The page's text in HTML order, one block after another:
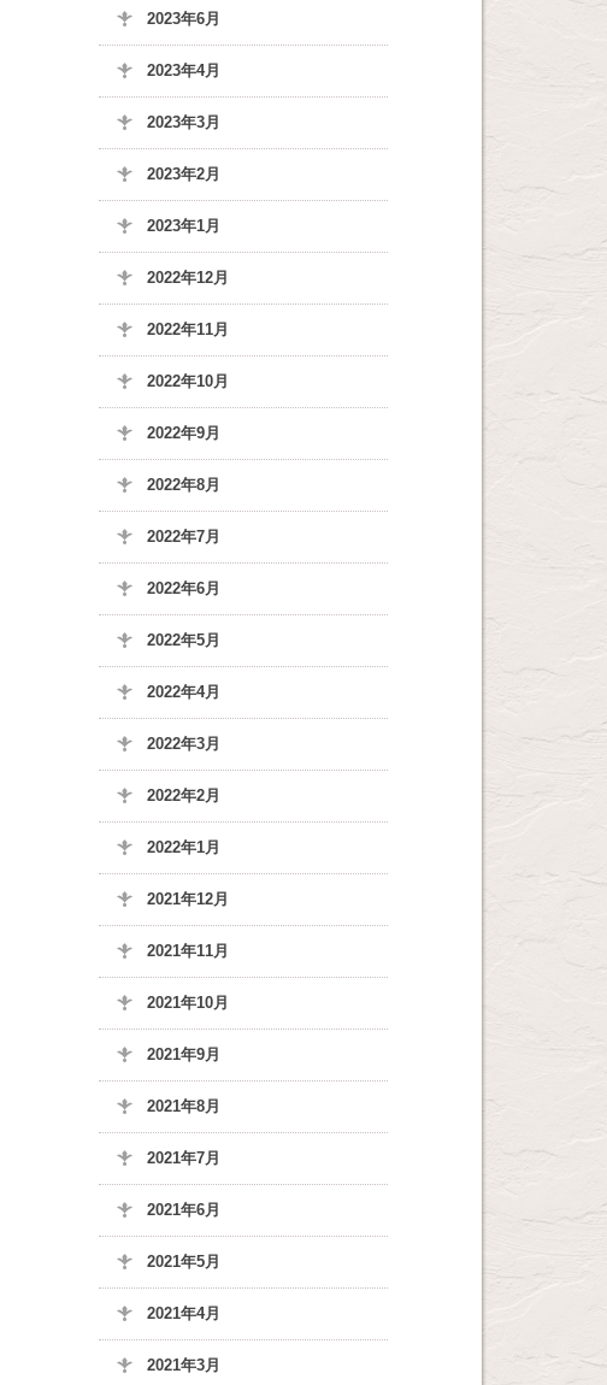
2023年6月
2023年4月
2023年3月
2023年2月
2023年1月
2022年12月
2022年11月
2022年10月
2022年9月
2022年8月
2022年7月
2022年6月
2022年5月
2022年4月
2022年3月
2022年2月
2022年1月
2021年12月
2021年11月
2021年10月
2021年9月
2021年8月
2021年7月
2021年6月
2021年5月
2021年4月
2021年3月